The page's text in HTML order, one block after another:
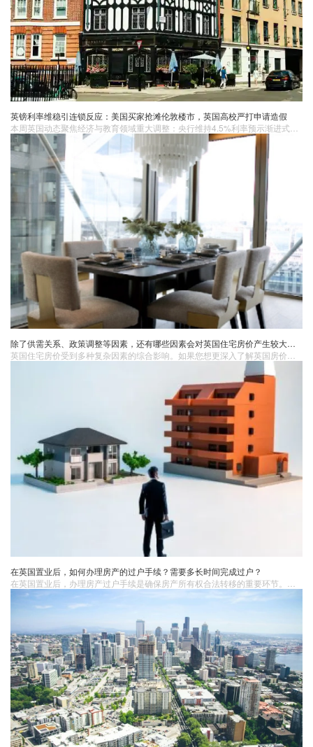
英镑利率维稳引连锁反应：美国买家抢滩伦敦楼市，英国高校严打申请造假
除了供需关系、政策调整等因素，还有哪些因素会对英国住宅房价产生较大影响？
在英国置业后，如何办理房产的过户手续？需要多长时间完成过户？